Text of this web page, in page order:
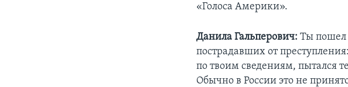
«Голоса Америки».
Данила Гальперович: Ты пошел
пострадавших от
по твоим сведениям, пытался
Обычно в России это не